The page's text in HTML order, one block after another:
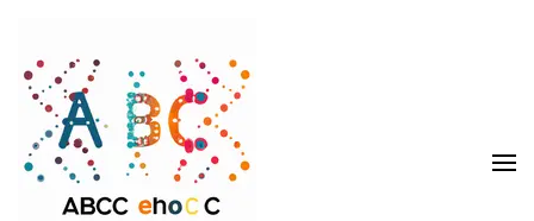
contenu
(Pressez
Entrée)